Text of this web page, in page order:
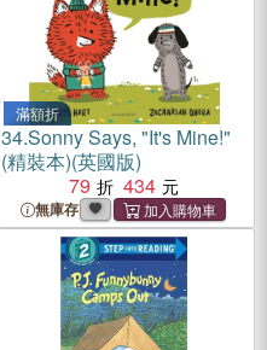
滿額折
34.Sonny Says, "It's Mine!"
(精裝本)(英國版)
79
434
無庫存